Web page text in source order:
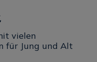
vielen
für Jung und Alt